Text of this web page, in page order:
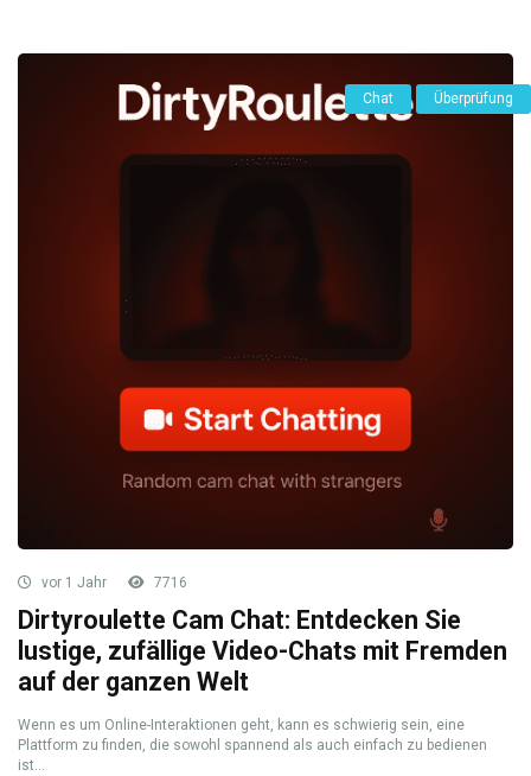
Chat Überprüfung
vor 1 Jahr 7716
Dirtyroulette Cam Chat: Entdecken Sie
lustige, zufällige Video-Chats mit Fremden
auf der ganzen Welt
Wenn es um Online-Interaktionen geht, kann es schwierig sein, eine
Plattform zu finden, die sowohl spannend als auch einfach zu bedienen
ist...